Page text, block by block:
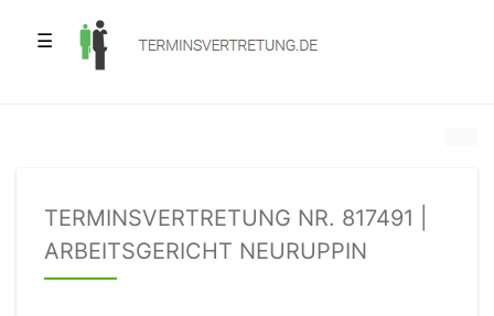
☰
TERMINSVERTRETUNG NR. 817491 |
ARBEITSGERICHT NEURUPPIN